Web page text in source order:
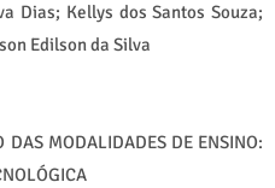
Dias; Kellys dos Santos Souza;
Edilson da Silva
DAS MODALIDADES DE ENSINO: